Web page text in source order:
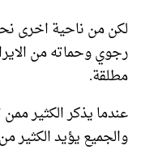
لكن من ناحية اخرى
رجوي وحماته من
مطلقة.
عندما يذكر الكثير
والجميع يؤيد الكثير